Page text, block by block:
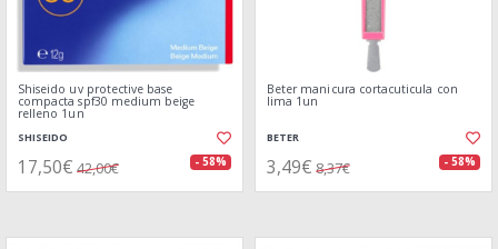
Shiseido uv protective base
compacta spf30 medium beige
relleno 1un
SHISEIDO
17,50€ 42,00€ - 58%
Beter manicura cortacuticula con
lima 1un
BETER
3,49€ 8,37€ - 58%